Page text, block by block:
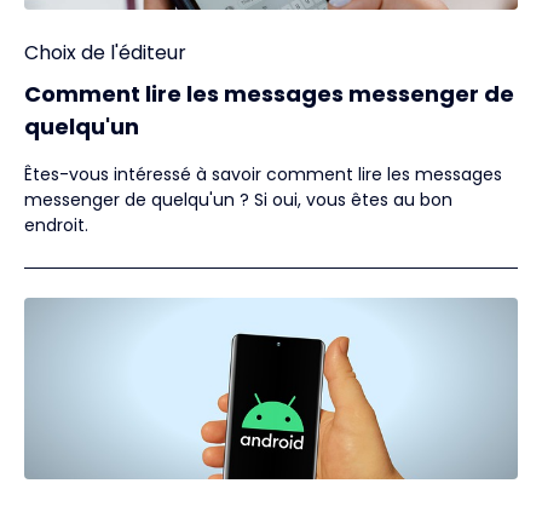
Choix de l'éditeur
Comment lire les messages messenger de
quelqu'un
Êtes-vous intéressé à savoir comment lire les messages
messenger de quelqu'un ? Si oui, vous êtes au bon
endroit.